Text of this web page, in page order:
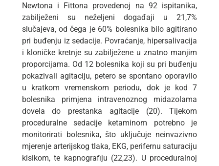
Newtona i Fittona provedenoj na 92 ispitanika,
zabilježeni su neželjeni događaji u 21,7%
slučajeva, od čega je 60% bolesnika bilo agitirano
pri buđenju iz sedacije. Povraćanje, hipersalivacija
i kloničke kretnje su zabilježene u znatno manjim
proporcijama. Od 12 bolesnika koji su pri buđenju
pokazivali agitaciju, petero se spontano oporavilo
u kratkom vremenskom periodu, dok je kod 7
bolesnika primjena intravenoznog midazolama
dovela do prestanka agitacije (20). Tijekom
proceduralne sedacije ketaminom potrebno je
monitorirati bolesnika, što uključuje neinvazivno
mjerenje arterijskog tlaka, EKG, perifernu saturaciju
kisikom, te kapnografiju (22,23). U proceduralnoj